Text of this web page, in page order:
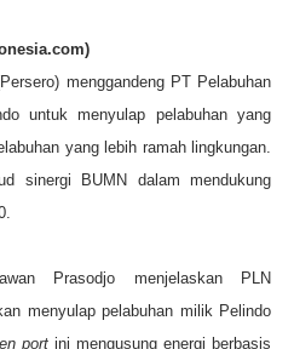
menggandeng PT Pelabuhan
untuk menyulap pelabuhan yang
yang lebih ramah lingkungan.
sinergi BUMN dalam mendukung
Prasodjo menjelaskan PLN
menyulap pelabuhan milik Pelindo
port ini mengusung energi berbasis